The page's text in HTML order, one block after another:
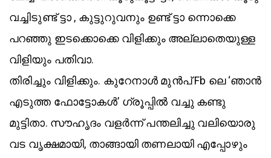
വച്ചിടുണ്ട് ട്ടാ , കുട്ടുറുവനും ഉണ്ട് ട്ടാ ന്നൊക്കെ
പറഞ്ഞു ഇടക്കൊക്കെ വിളിക്കും അല്ലാതെയുള്ള
വിളിയും പതിവാ.
തിരിച്ചും വിളിക്കും. കുറേനാൾ മുൻപ് Fb ലെ ‘ഞാൻ
എടുത്ത ഫോട്ടോകൾ’ ഗ്രൂപ്പിൽ വച്ചു കണ്ടു
മുട്ടിതാ. സൗഹൃദം വളർന്ന് പന്തലിച്ചു വലിയൊരു
വട വൃക്ഷമായി, താങ്ങായി തണലായി എപ്പോഴും